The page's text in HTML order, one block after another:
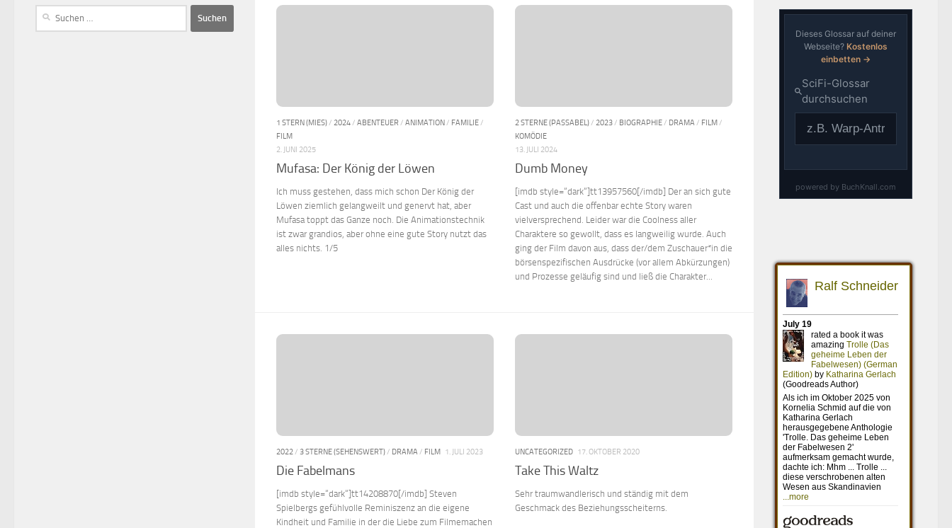
1 STERN (MIES)/ 2024/ ABENTEUER / ANIMATION/ FAMILIE/
FILM
2. JUNI 2025
Mufasa: Der König der Löwen
Ich muss gestehen, dass mich schon Der König der
Löwen ziemlich gelangweilt und genervt hat, aber
Mufasa toppt das Ganze noch. Die Animationstechnik
ist zwar grandios, aber ohne eine gute Story nutzt das
alles nichts. 1/5
2 STERNE (PASSABEL)/ 2023/ BIOGRAPHIE/ DRAMA / FILM/
KOMÖDIE
13. JULI 2024
Dumb Money
[imdb style=“dark“]tt13957560[/imdb] Der an sich gute
Cast und auch die offenbar echte Story waren
vielversprechend. Leider war die Coolness aller
Charaktere so gewollt, dass es langweilig wurde. Auch
ging der Film davon aus, dass der/dem Zuschauer*in die
börsenspezifischen Ausdrücke (vor allem Abkürzungen)
und Prozesse geläufig sind und ließ die Charakter...
2022/ 3 STERNE (SEHENSWERT)/ DRAMA / FILM 1. JULI 2023
Die Fabelmans
[imdb style=“dark“]tt14208870[/imdb] Steven
Spielbergs gefühlvolle Reminiszenz an die eigene
Kindheit und Familie in der die Liebe zum Filmemachen
UNCATEGORIZED 17. OKTOBER 2020
Take This Waltz
Sehr traumwandlerisch und ständig mit dem
Geschmack des Beziehungsscheiterns.